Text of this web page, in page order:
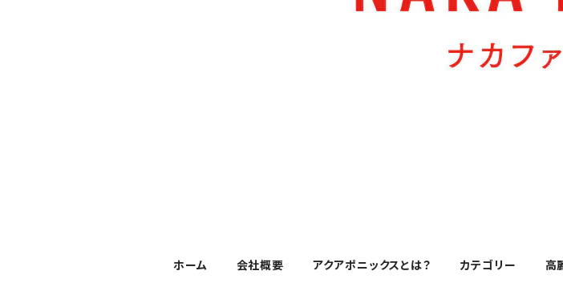
ホーム 会社概要 アクアポニックスとは？ カテゴリー 高